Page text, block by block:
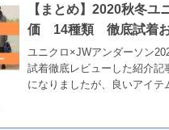
【まとめ】2020秋冬
価 14種類 徹底試着お
ユニクロ×JWアンダーソン
試着徹底レビューした紹介
になりましたが、良いアイ